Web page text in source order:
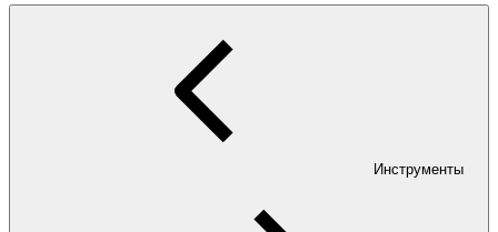
Инструменты